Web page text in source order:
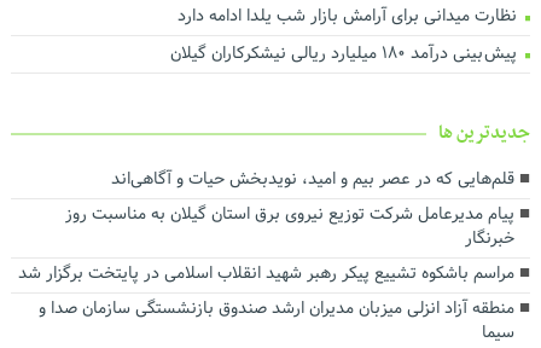
لزوم اجماع رسانه‌ای برای نجات محیط‌زیست گیلان
هم‌افزایی برای ارتقای فرهنگ مصرف و مدیریت بهینه انرژی
درآمد پایدار کلید توسعه شهری است
ارزش روز ۴۰ میلیارد تومانی پروژه برق اضطراری در شرکت آب منطقه‌ای
گیلان
توسعه حمل‌ونقل، انرژی و صنعت در دستور کار استانداری گیلان
رضایت بازنشستگان و بهبود معیشت و تکریم آنها سرلوحه اهداف
سازمانی است
نظارت میدانی برای آرامش بازار شب یلدا ادامه دارد
پیش بینی درآمد ۱۸۰ میلیارد ریالی نیشکرکاران گیلان
جديدترين ها
قلم‌هایی که در عصر بیم و امید، نویدبخش حیات و آگاهی‌اند
پیام مدیرعامل شرکت توزیع نیروی برق استان گیلان به مناسبت روز
خبرنگار ‌
مراسم باشکوه تشییع پیکر رهبر شهید انقلاب اسلامی در پایتخت برگزار شد
منطقه آزاد انزلی میزبان مدیران ارشد صندوق بازنشستگی سازمان صدا و
سیما